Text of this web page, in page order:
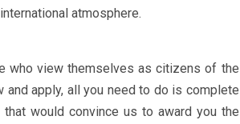
atmosphere.
who view themselves as citizens of the
apply, all you need to do is complete
would convince us to award you the